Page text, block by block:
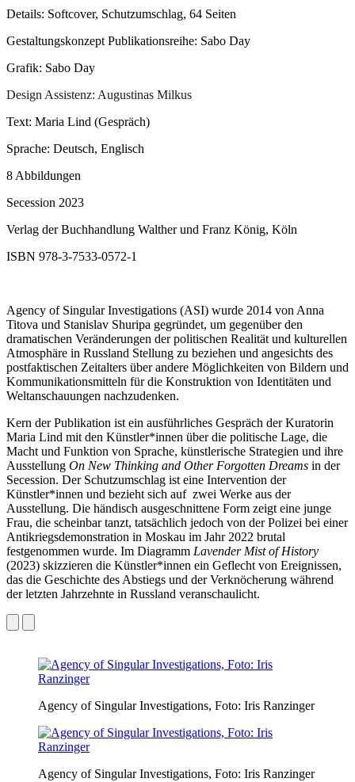
Details: Softcover, Schutzumschlag, 64 Seiten
Gestaltungskonzept Publikationsreihe: Sabo Day
Grafik: Sabo Day
Design Assistenz: Augustinas Milkus
Text: Maria Lind (Gespräch)
Sprache: Deutsch, Englisch
8 Abbildungen
Secession 2023
Verlag der Buchhandlung Walther und Franz König, Köln
ISBN 978-3-7533-0572-1
Agency of Singular Investigations (ASI) wurde 2014 von Anna
Titova und Stanislav Shuripa gegründet, um gegenüber den
dramatischen Veränderungen der politischen Realität und kulturellen
Atmosphäre in Russland Stellung zu beziehen und angesichts des
postfaktischen Zeitalters über andere Möglichkeiten von Bildern und
Kommunikationsmitteln für die Konstruktion von Identitäten und
Weltanschauungen nachzudenken.
Kern der Publikation ist ein ausführliches Gespräch der Kuratorin
Maria Lind mit den Künstler*innen über die politische Lage, die
Macht und Funktion von Sprache, künstlerische Strategien und ihre
Ausstellung On New Thinking and Other Forgotten Dreams in der
Secession. Der Schutzumschlag ist eine Intervention der
Künstler*innen und bezieht sich auf zwei Werke aus der
Ausstellung. Die händisch ausgeschnittene Form zeigt eine junge
Frau, die scheinbar tanzt, tatsächlich jedoch von der Polizei bei einer
Antikriegsdemonstration in Moskau im Jahr 2022 brutal
festgenommen wurde. Im Diagramm Lavender Mist of History
(2023) skizzieren die Künstler*innen ein Geflecht von Ereignissen,
das die Geschichte des Abstiegs und der Verknöcherung während
der letzten Jahrzehnte in Russland veranschaulicht.
Agency of Singular Investigations, Foto: Iris Ranzinger
Agency of Singular Investigations, Foto: Iris Ranzinger